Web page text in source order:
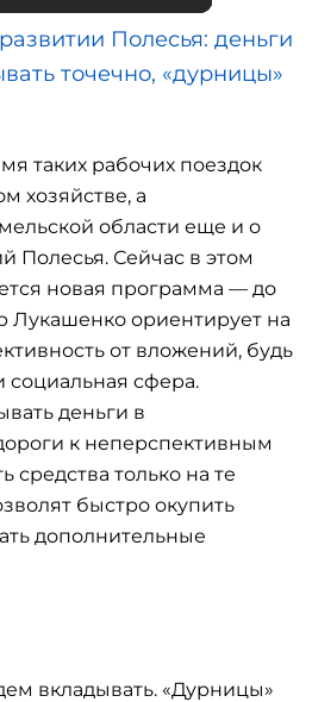
Полесья: деньги
точечно, «дурницы»
таких рабочих поездок
хозяйстве, а
области еще и о
Полесья. Сейчас в этом
новая программа — до
Лукашенко ориентирует на
от вложений, будь
социальная сфера.
деньги в
к неперспективным
средства только на те
быстро окупить
дополнительные
вкладывать. «Дурницы»